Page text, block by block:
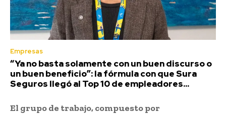
Empresas
“Ya no basta solamente con un buen discurso o
un buen beneficio”: la fórmula con que Sura
Seguros llegó al Top 10 de empleadores...
El grupo de trabajo, compuesto por